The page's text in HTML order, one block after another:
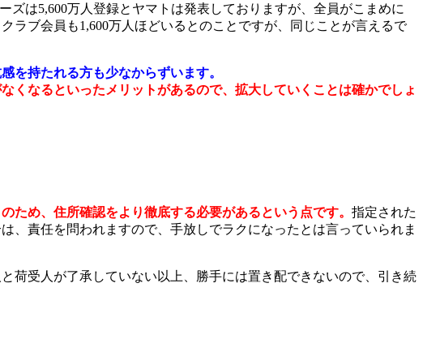
は5,600万人登録とヤマトは発表しておりますが、全員がこまめに
ラブ会員も1,600万人ほどいるとのことですが、同じことが言えるで
を持たれる方も少なからずいます。
くなるといったメリットがあるので、拡大していくことは確かでしょ
め、住所確認をより徹底する必要があるという点です。 指定された
、責任を問われますので、手放しでラクになったとは言っていられま
荷受人が了承していない以上、勝手には置き配できないので、引き続